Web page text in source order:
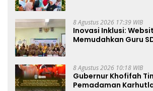
8 Agustus 2026 17:39 WIB
Inovasi Inklusi:
Memudahkan Guru
8 Agustus 2026 10:18 WIB
Gubernur Khofifah
Pemadaman